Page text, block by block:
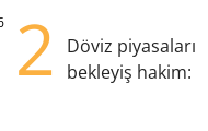
2
Döviz
bekleyiş hakim: